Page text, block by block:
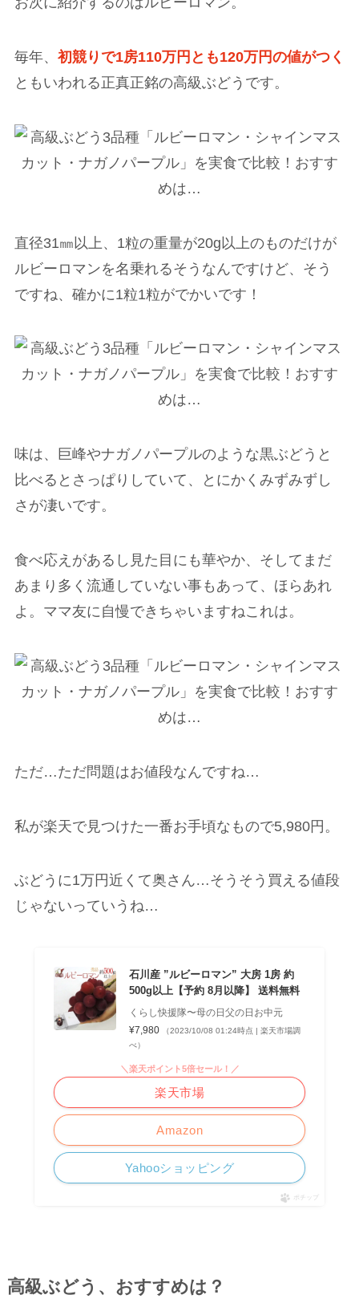
毎年、 初競りで1房110万円とも120万円の値がつく
ともいわれる正真正銘の高級ぶどうです。
直径31㎜以上、1粒の重量が20g以上のものだけが
ルビーロマンを名乗れるそうなんですけど、そう
ですね、確かに1粒1粒がでかいです！
味は、巨峰やナガノパープルのような黒ぶどうと
比べるとさっぱりしていて、とにかくみずみずし
さが凄いです。
食べ応えがあるし見た目にも華やか、そしてまだ
あまり多く流通していない事もあって、ほらあれ
よ。ママ友に自慢できちゃいますねこれは。
ただ…ただ問題はお値段なんですね…
私が楽天で見つけた一番お手頃なもので5,980円。
ぶどうに1万円近くて奥さん…そうそう買える値段
じゃないっていうね…
石川産 ”ルビーロマン” 大房 1房 約
500g以上【予約 8月以降】 送料無料
くらし快援隊〜母の日父の日お中元
¥7,980
（2023/10/08 01:24時点 | 楽天市場調
べ）
Amazon
＼楽天ポイント5倍セール！／
楽天市場
Yahooショッピング
ポチップ
高級ぶどう、おすすめは？